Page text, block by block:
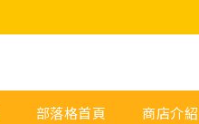
部落格首頁 商店介紹